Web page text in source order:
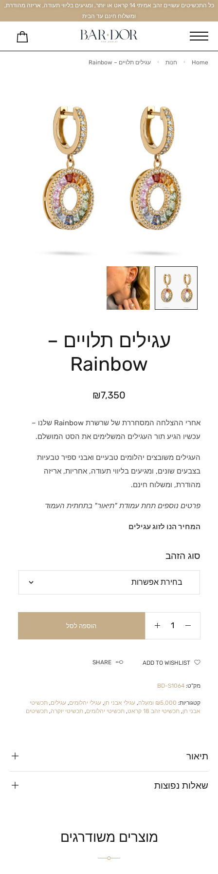
כל התכשיטים עשויים זהב אמיתי 14 קראט או יותר, ומגיעים בליווי תעודה, אריזה מהודרת,
ומשלוח חינם עד הבית
Home חנות עגילים תלויים – Rainbow
עגילים תלויים –
Rainbow
₪7,350
אחרי ההצלחה המסחררת של שרשרת Rainbow שלנו –
עכשיו הגיע תור העגילים המשלימים את הסט המושלם.
העגילים משובצים יהלומים טבעיים ואבני ספיר טבעיות
בצבעים שונים, ומגיעים בליווי תעודה, אחריות, אריזה
מהודרת, ומשלוח חינם.
פרטים נוספים תחת עמודת "תיאור" בתחתית העמוד
המחיר הנו לזוג עגילים
סוג הזהב
הוספה לסל
ADD TO WISHLIST
SHARE
מק"ט:BD-S1064
קטגוריות: ₪5,000 ומעלה ,עגילי אבני חן,עגילי יהלומים,עגילים,תכשיטי
אבני חן,תכשיטי זהב 18 קראט ,תכשיטי יהלומים,תכשיטי יוקרה,תכשיטים
תיאור
שאלות נפוצות
מוצרים משודרגים